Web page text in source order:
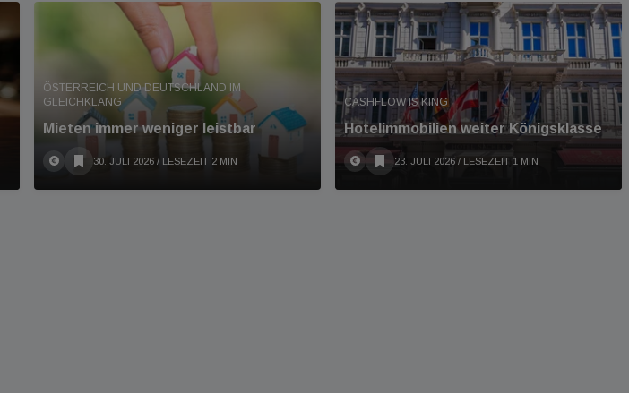
ÖSTERREICH UND DEUTSCHLAND IM
GLEICHKLANG
Mieten immer weniger leistbar
30. JULI 2026 / LESEZEIT 2 MIN
CASHFLOW IS KING
Hotelimmobilien weiter Königsklasse
23. JULI 2026 / LESEZEIT 1 MIN